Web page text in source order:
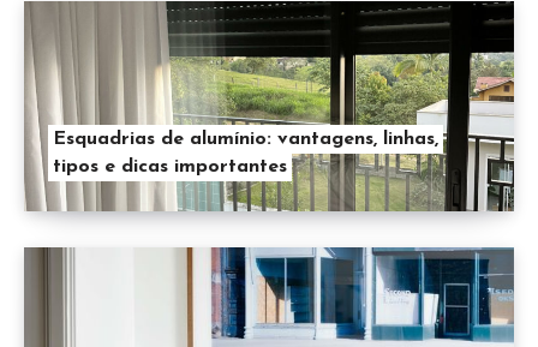
Esquadrias de alumínio: vantagens, linhas,
tipos e dicas importantes